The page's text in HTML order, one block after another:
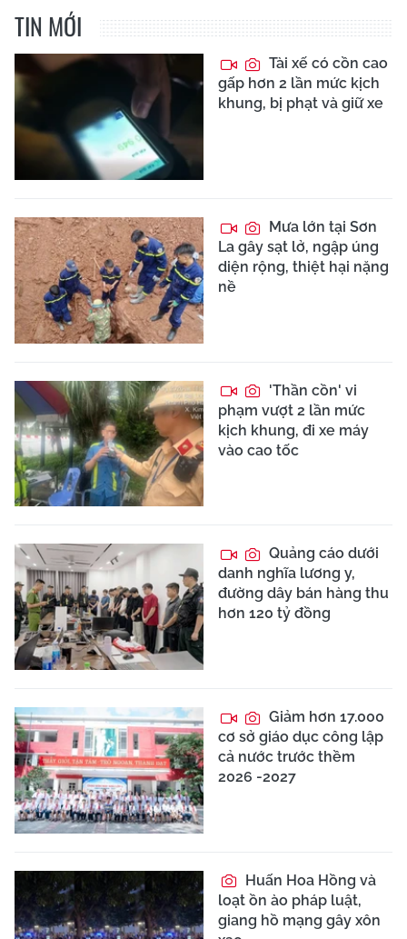
TIN MỚI
Tài xế có cồn cao
gấp hơn 2 lần mức kịch
khung, bị phạt và giữ xe
Mưa lớn tại Sơn
La gây sạt lở, ngập úng
diện rộng, thiệt hại nặng
nề
'Thần cồn' vi
phạm vượt 2 lần mức
kịch khung, đi xe máy
vào cao tốc
Quảng cáo dưới
danh nghĩa lương y,
đường dây bán hàng thu
hơn 120 tỷ đồng
Giảm hơn 17.000
cơ sở giáo dục công lập
cả nước trước thềm
2026 -2027
Huấn Hoa Hồng và
loạt ồn ào pháp luật,
giang hồ mạng gây xôn